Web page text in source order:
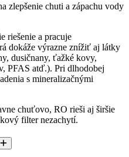
zlepšenie chuti a zápachu vody
riešenie a pracuje
dokáže výrazne znížiť aj látky
dusičnany, ťažké kovy,
PFAS atď.). Pri dlhodobej
s mineralizačnými
chuťovo, RO rieši aj širšie
filter nezachytí.